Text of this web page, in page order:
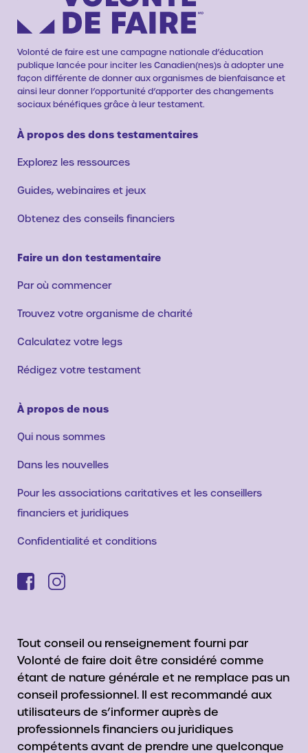
Volonté de faire est une campagne nationale d’éducation
publique lancée pour inciter les Canadien(nes)s à adopter une
façon différente de donner aux organismes de bienfaisance et
ainsi leur donner l’opportunité d’apporter des changements
sociaux bénéfiques grâce à leur testament.
À propos des dons testamentaires
Explorez les ressources
Guides, webinaires et jeux
Obtenez des conseils financiers
Faire un don testamentaire
Par où commencer
Trouvez votre organisme de charité
Calculatez votre legs
Rédigez votre testament
À propos de nous
Qui nous sommes
Dans les nouvelles
Pour les associations caritatives et les conseillers
financiers et juridiques
Confidentialité et conditions
Tout conseil ou renseignement fourni par
Volonté de faire doit être considéré comme
étant de nature générale et ne remplace pas un
conseil professionnel. Il est recommandé aux
utilisateurs de s’informer auprès de
professionnels financiers ou juridiques
compétents avant de prendre une quelconque